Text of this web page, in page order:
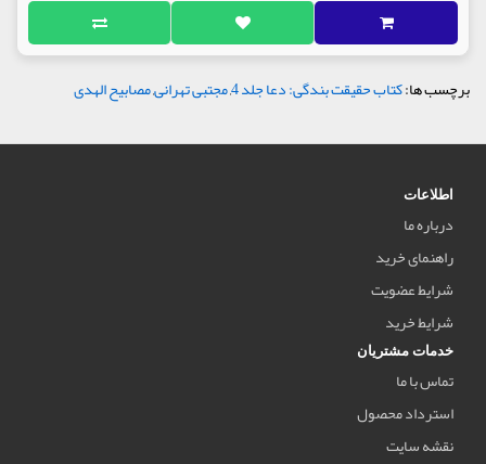
برچسب ها:کتاب حقیقت بندگی: دعا جلد 4 ,مجتبی تهرانی,مصابیح الهدی
اطلاعات
درباره ما
راهنمای خرید
شرایط عضویت
شرایط خرید
خدمات مشتریان
تماس با ما
استرداد محصول
نقشه سایت